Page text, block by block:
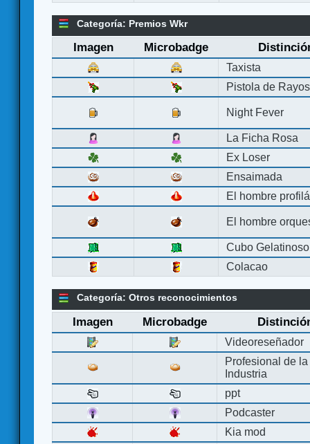
Categoría: Premios Wkr
Imagen Microbadge
Taxista
Pistola de Rayos
Night Fever
La Ficha Rosa
Ex Loser
Ensaimada
El hombre
El hombre
Cubo Gelatinoso
Colacao
Categoría: Otros reconocimientos
Imagen Microbadge
Videoreseñador
Profesional de la
Industria
ppt
Podcaster
Kia mod